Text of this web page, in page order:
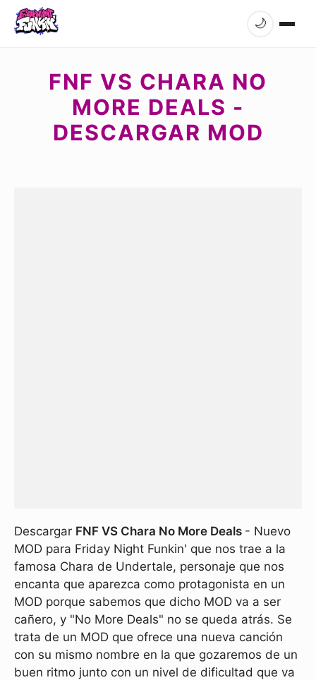
🌙
FNF VS CHARA NO
MORE DEALS -
DESCARGAR MOD
Descargar FNF VS Chara No More Deals - Nuevo
MOD para Friday Night Funkin' que nos trae a la
famosa Chara de Undertale, personaje que nos
encanta que aparezca como protagonista en un
MOD porque sabemos que dicho MOD va a ser
cañero, y "No More Deals" no se queda atrás. Se
trata de un MOD que ofrece una nueva canción
con su mismo nombre en la que gozaremos de un
buen ritmo junto con un nivel de dificultad que va